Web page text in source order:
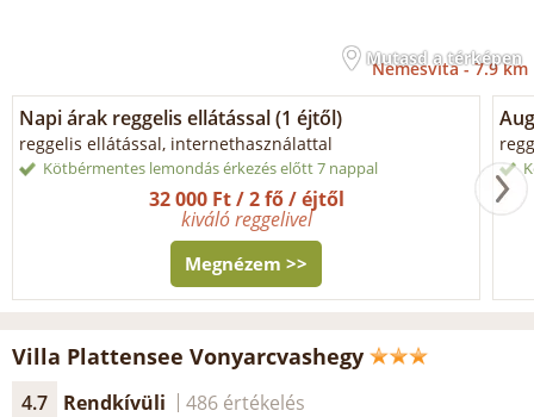
Mutasd a térképen
Nemesvita -7.9 km
Napi árak reggelis ellátással (1 éjtől)
reggelis ellátással, internethasználattal
Kötbérmentes lemondás érkezés előtt 7 nappal
32 000 Ft / 2 fő / éjtől
kiváló reggelivel
Megnézem >>
Villa Plattensee Vonyarcvashegy
4.7 Rendkívüli 486 értékelés